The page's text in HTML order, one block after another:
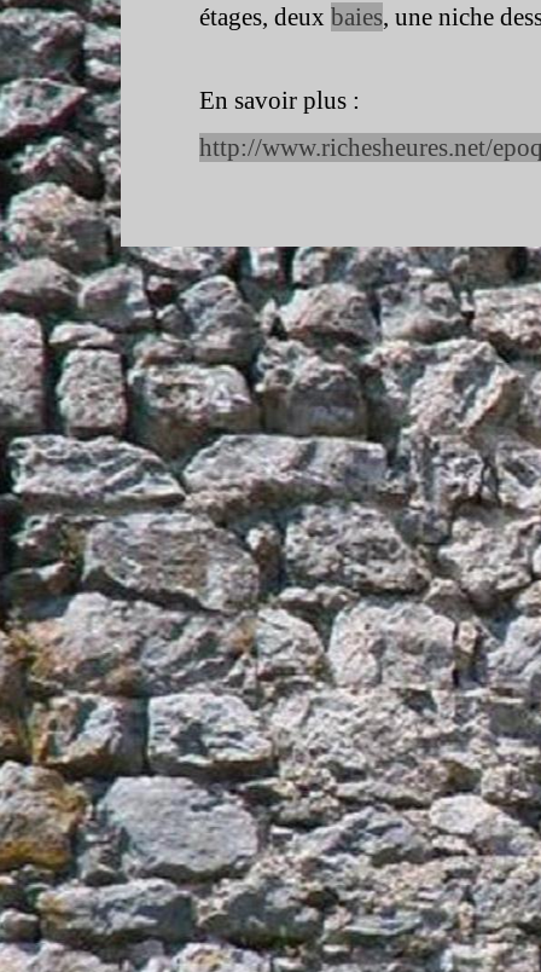
étages, deux baies, une niche
En savoir plus :
http://www.richesheures.net/